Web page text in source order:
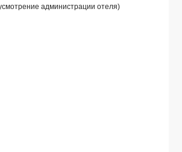
администрации отеля)